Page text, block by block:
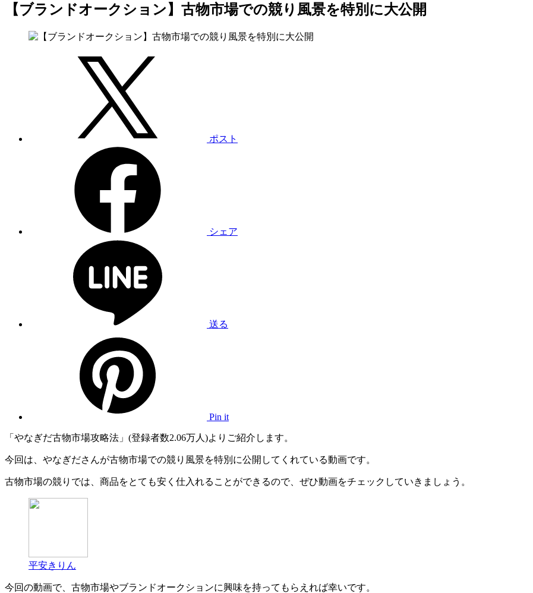
【ブランドオークション】古物市場での競り風景を特別に大公開
ポスト
シェア
送る
Pin it
「やなぎだ古物市場攻略法」(登録者数2.06万人)よりご紹介します。
今回は、やなぎださんが古物市場での競り風景を特別に公開してくれている動画です。
古物市場の競りでは、商品をとても安く仕入れることができるので、ぜひ動画をチェックしていきましょう。
平安きりん
今回の動画で、古物市場やブランドオークションに興味を持ってもらえれば幸いです。